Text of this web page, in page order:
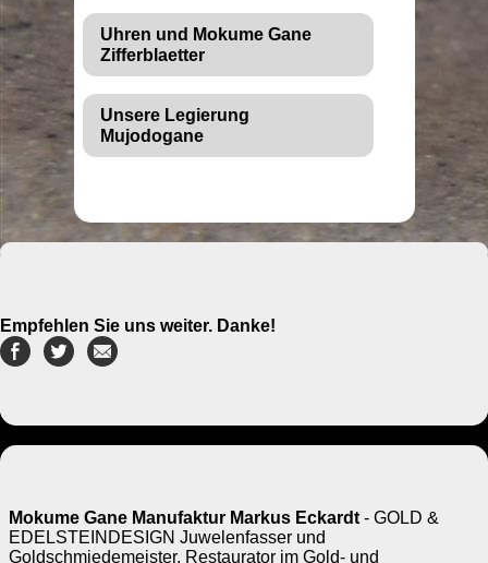
Uhren und Mokume Gane
Zifferblaetter
Unsere Legierung
Mujodogane
Empfehlen Sie uns weiter. Danke!
Mokume Gane Manufaktur Markus Eckardt - GOLD &
EDELSTEINDESIGN Juwelenfasser und
Goldschmiedemeister, Restaurator im Gold- und